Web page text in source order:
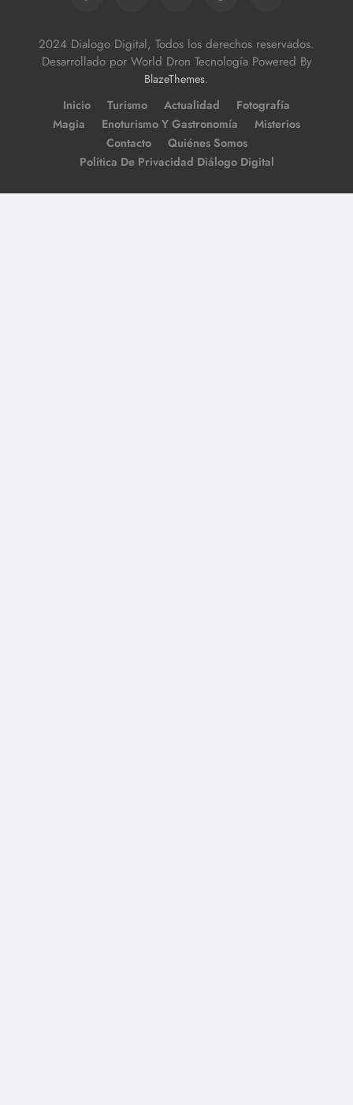
2024 Dialogo Digital, Todos los derechos reservados.
Desarrollado por World Dron Tecnología Powered By
BlazeThemes.
Inicio Turismo Actualidad
Fotografía
Magia
Enoturismo Y Gastronomía
Misterios
Contacto
Quiénes Somos
Política De Privacidad Diálogo Digital